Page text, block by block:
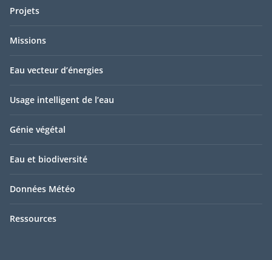
Projets
Missions
Eau vecteur d’énergies
Usage intelligent de l’eau
Génie végétal
Eau et biodiversité
Données Météo
Ressources